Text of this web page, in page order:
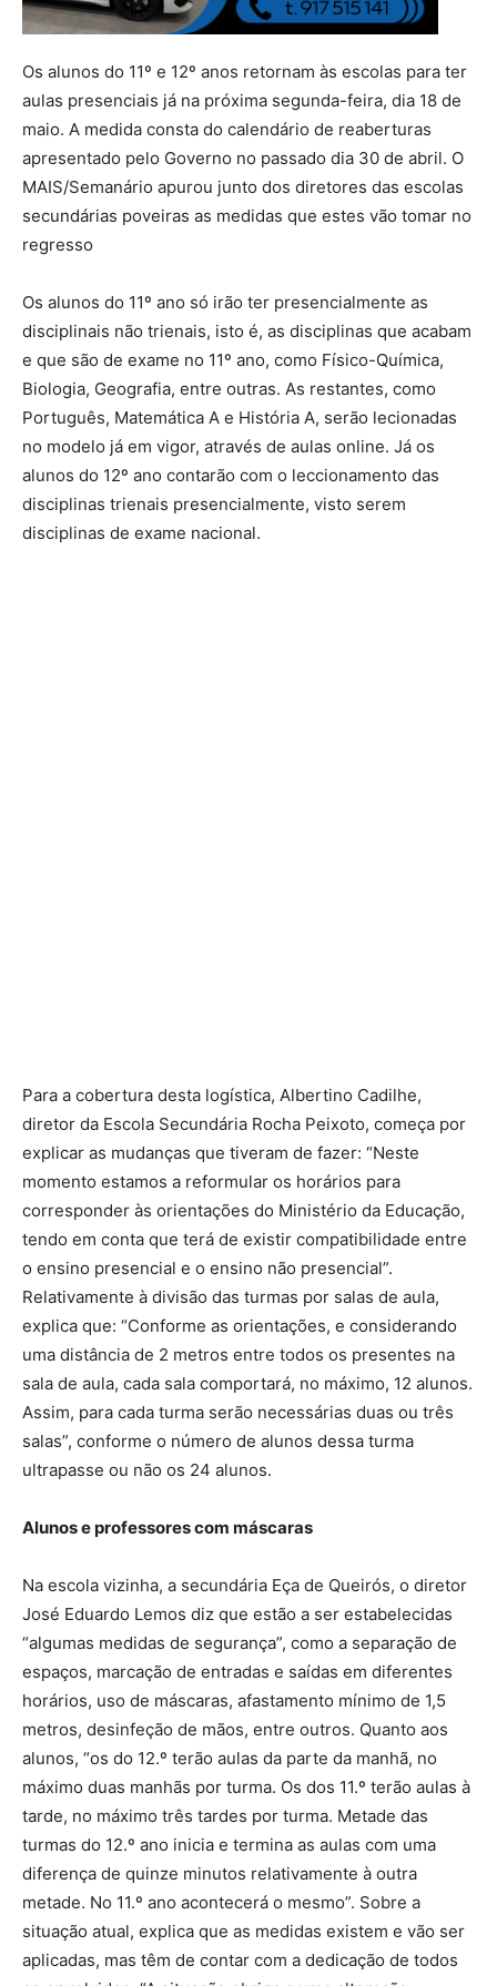
Os alunos do 11º e 12º anos retornam às escolas para ter
aulas presenciais já na próxima segunda-feira, dia 18 de
maio. A medida consta do calendário de reaberturas
apresentado pelo Governo no passado dia 30 de abril. O
MAIS/Semanário apurou junto dos diretores das escolas
secundárias poveiras as medidas que estes vão tomar no
regresso
Os alunos do 11º ano só irão ter presencialmente as
disciplinais não trienais, isto é, as disciplinas que acabam
e que são de exame no 11º ano, como Físico-Química,
Biologia, Geografia, entre outras. As restantes, como
Português, Matemática A e História A, serão lecionadas
no modelo já em vigor, através de aulas online. Já os
alunos do 12º ano contarão com o leccionamento das
disciplinas trienais presencialmente, visto serem
disciplinas de exame nacional.
Para a cobertura desta logística, Albertino Cadilhe,
diretor da Escola Secundária Rocha Peixoto, começa por
explicar as mudanças que tiveram de fazer: “Neste
momento estamos a reformular os horários para
corresponder às orientações do Ministério da Educação,
tendo em conta que terá de existir compatibilidade entre
o ensino presencial e o ensino não presencial”.
Relativamente à divisão das turmas por salas de aula,
explica que: “Conforme as orientações, e considerando
uma distância de 2 metros entre todos os presentes na
sala de aula, cada sala comportará, no máximo, 12 alunos.
Assim, para cada turma serão necessárias duas ou três
salas”, conforme o número de alunos dessa turma
ultrapasse ou não os 24 alunos.
Alunos e professores com máscaras
Na escola vizinha, a secundária Eça de Queirós, o diretor
José Eduardo Lemos diz que estão a ser estabelecidas
“algumas medidas de segurança”, como a separação de
espaços, marcação de entradas e saídas em diferentes
horários, uso de máscaras, afastamento mínimo de 1,5
metros, desinfeção de mãos, entre outros. Quanto aos
alunos, “os do 12.º terão aulas da parte da manhã, no
máximo duas manhãs por turma. Os dos 11.º terão aulas à
tarde, no máximo três tardes por turma. Metade das
turmas do 12.º ano inicia e termina as aulas com uma
diferença de quinze minutos relativamente à outra
metade. No 11.º ano acontecerá o mesmo”. Sobre a
situação atual, explica que as medidas existem e vão ser
aplicadas, mas têm de contar com a dedicação de todos